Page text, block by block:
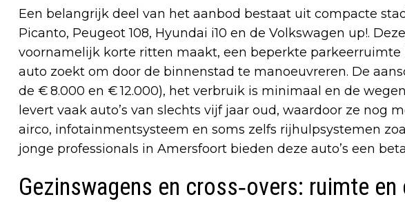
Een belangrijk deel van het aanbod bestaat uit compacte
Picanto, Peugeot 108, Hyundai i10 en de Volkswagen up!.
voornamelijk korte ritten maakt, een beperkte
auto zoekt om door de binnenstad te manoeuvreren. De
de € 8.000 en € 12.000), het verbruik is minimaal en de
levert vaak auto’s van slechts vijf jaar oud, waardoor ze nog
airco, infotainmentsysteem en soms zelfs rijhulpsystemen
jonge professionals in Amersfoort bieden deze auto’s een
Gezinswagens en cross‑overs: ruimte